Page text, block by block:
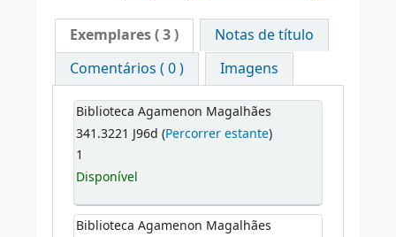
Exemplares( 3 )
Notas de título
Comentários ( 0 )
Imagens
Biblioteca Agamenon Magalhães
341.3221 J96d (Percorrer estante)
1
Disponível
Biblioteca Agamenon Magalhães